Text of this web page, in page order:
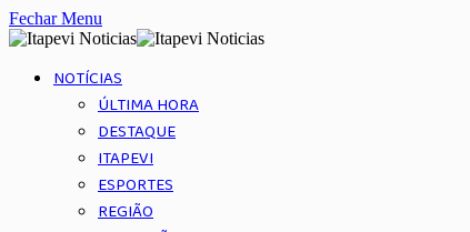
Fechar Menu
NOTÍCIAS
ÚLTIMA HORA
DESTAQUE
ITAPEVI
ESPORTES
REGIÃO